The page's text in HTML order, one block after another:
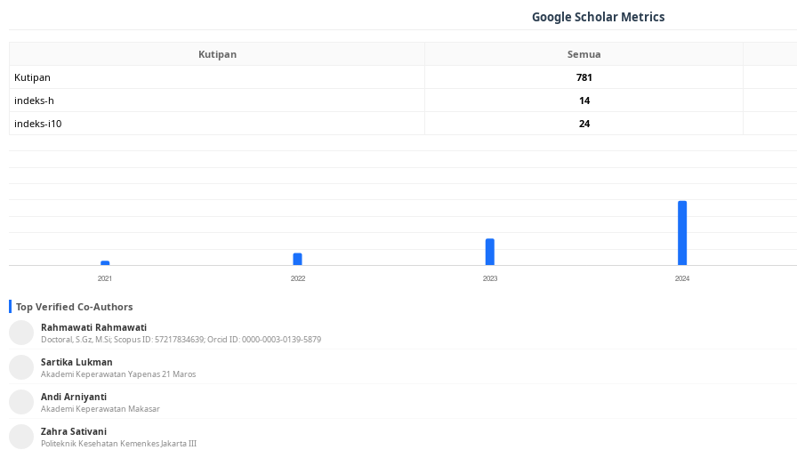
Google Scholar Metrics
Kutipan Semua
Kutipan
781
indeks-h
14
indeks-i10
24
Top Verified Co-Authors
Rahmawati Rahmawati
Doctoral, S.Gz, M.Si; Scopus ID: 57217834639; Orcid ID: 0000-0003-0139-5879
Sartika Lukman
Akademi Keperawatan Yapenas 21 Maros
Andi Arniyanti
Akademi Keperawatan Makasar
Zahra Sativani
Politeknik Kesehatan Kemenkes Jakarta III